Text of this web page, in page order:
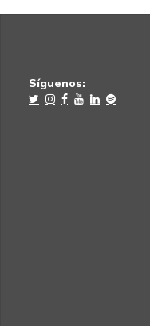
Síguenos: